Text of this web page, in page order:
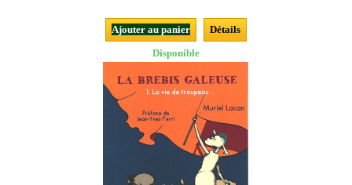
Ajouter au panier
Détails
Disponible